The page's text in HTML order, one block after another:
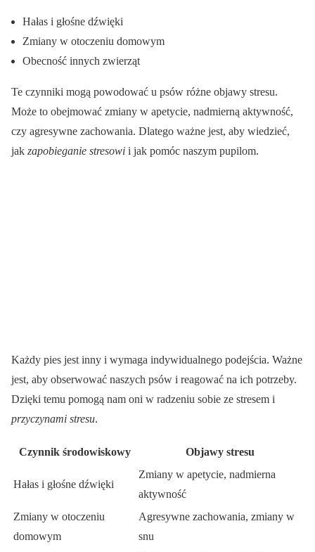
Hałas i głośne dźwięki
Zmiany w otoczeniu domowym
Obecność innych zwierząt
Te czynniki mogą powodować u psów różne objawy stresu.
Może to obejmować zmiany w apetycie, nadmierną aktywność,
czy agresywne zachowania. Dlatego ważne jest, aby wiedzieć,
jak zapobieganie stresowi i jak pomóc naszym pupilom.
Każdy pies jest inny i wymaga indywidualnego podejścia. Ważne
jest, aby obserwować naszych psów i reagować na ich potrzeby.
Dzięki temu pomogą nam oni w radzeniu sobie ze stresem i
przyczynami stresu.
Czynnik środowiskowy Objawy stresu
Hałas i głośne dźwięki
Zmiany w apetycie, nadmierna
aktywność
Zmiany w otoczeniu
domowym
Agresywne zachowania, zmiany w
snu